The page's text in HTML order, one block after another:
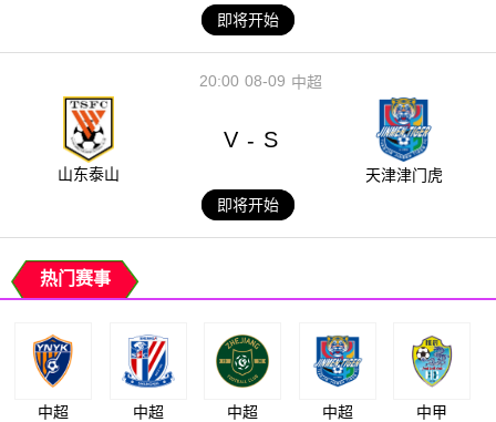
即将开始
08-09
20:00 中超
山东泰山
V - S
天津津门虎
即将开始
热门赛事
中超 中超 中超 中超 中甲